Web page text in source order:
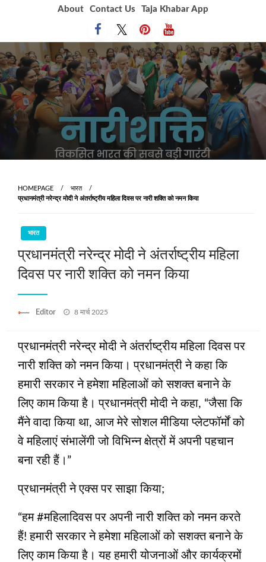
About Contact Us Taja Khabar App
HOMEPAGE
भारत
प्रधानमंत्री नरेन्द्र मोदी ने अंतर्राष्ट्रीय महिला दिवस पर नारी शक्ति को नमन किया
भारत
प्रधानमंत्री नरेन्द्र मोदी ने अंतर्राष्ट्रीय महिला
दिवस पर नारी शक्ति को नमन किया
Editor
Posted
8 मार्च 2025
प्रधानमंत्री नरेन्द्र मोदी ने अंतर्राष्ट्रीय महिला दिवस पर
नारी शक्ति को नमन किया। प्रधानमंत्री ने कहा कि
हमारी सरकार ने हमेशा महिलाओं को सशक्त बनाने के
लिए काम किया है। प्रधानमंत्री मोदी ने कहा, “जैसा कि
मैंने वादा किया था, आज मेरे सोशल मीडिया प्लेटफॉर्मों को
वे महिलाएं संभालेंगी जो विभिन्न क्षेत्रों में अपनी पहचान
बना रही हैं।”
प्रधानमंत्री ने एक्स पर साझा किया;
“हम #महिलादिवस पर अपनी नारी शक्ति को नमन करते
हैं! हमारी सरकार ने हमेशा महिलाओं को सशक्त बनाने के
लिए काम किया है। यह हमारी योजनाओं और कार्यक्रमों